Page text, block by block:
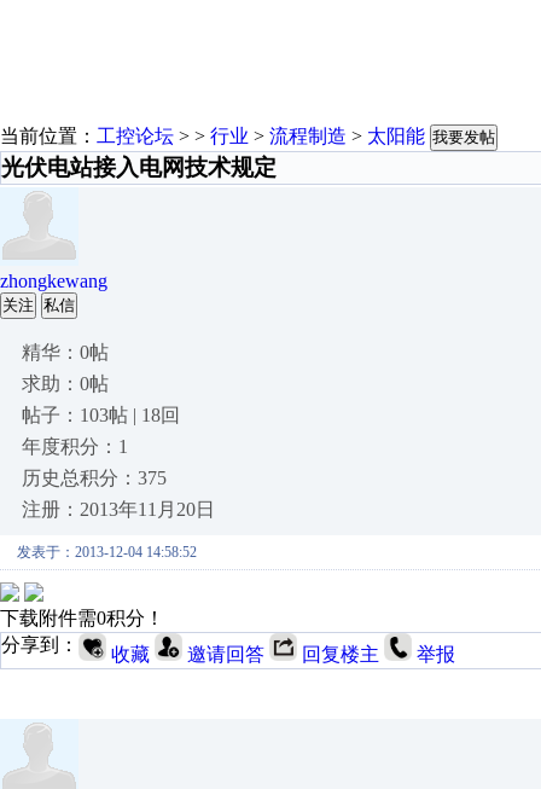
当前位置： 工控论坛 > > 行业 > 流程制造 > 太阳能 我要发帖
光伏电站接入电网技术规定
zhongkewang
关注 私信
精华：0帖
求助：0帖
帖子：103帖 | 18回
年度积分：1
历史总积分：375
注册：2013年11月20日
发表于：2013-12-04 14:58:52
下载附件需0积分！
分享到：
收藏 邀请回答 回复楼主 举报